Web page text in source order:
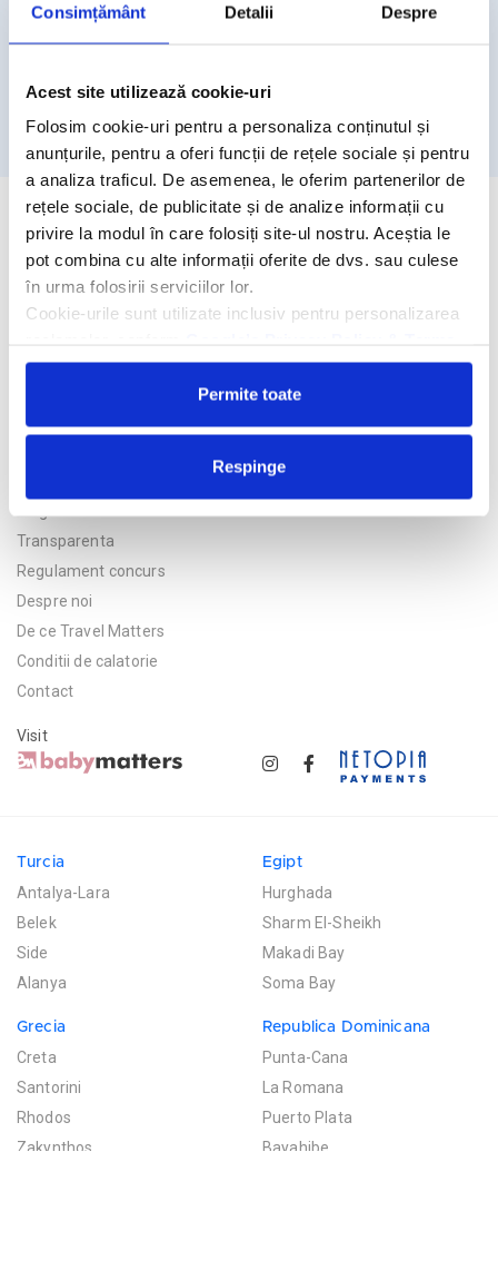
Consimțământ Detalii Despre
Acest site utilizează cookie-uri
Folosim cookie-uri pentru a personaliza conținutul și
anunțurile, pentru a oferi funcții de rețele sociale și pentru
a analiza traficul. De asemenea, le oferim partenerilor de
rețele sociale, de publicitate și de analize informații cu
privire la modul în care folosiți site-ul nostru. Aceștia le
pot combina cu alte informații oferite de dvs. sau culese
în urma folosirii serviciilor lor.
Cookie-urile sunt utilizate inclusiv pentru personalizarea
Permite toate
Respinge
Agentia Travel Matters este asigurata la Omniasig cu Polita
Licenta de turism Asigurare
Transparenta
Regulament concurs
Despre noi
De ce Travel Matters
Conditii de calatorie
Contact
Visit
Turcia
Antalya-Lara
Belek
Side
Alanya
Egipt
Hurghada
Sharm El-Sheikh
Makadi Bay
Soma Bay
Grecia
Creta
Santorini
Rhodos
Zakynthos
Republica Dominicana
Punta-Cana
La Romana
Puerto Plata
Bayahibe